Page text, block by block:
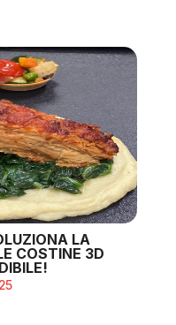
LA
COSTINE 3D